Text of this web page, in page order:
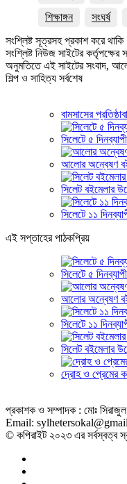
শিক্ষাঙ্গন
সংঘর্ষ
সংশ্লিষ্ট সূত্রসহ প্রকাশ করে
সংশ্লিষ্ট নিউজ সাইটের
অনুমতিতে এই সাইটের সংবাদ,
শিল্প ও সাহিত্য সর্বশেষ
বামসাসের
সিলেটে ৫
আলোর অন্বেষণ
সিলেট বইমেলার
সিলেটে ১১
এই সপ্তাহের পাঠকপ্রিয়
সিলেটে ৫
আলোর অন্বেষণ
সিলেটে ১১
সিলেট বইমেলার
দ্রোহ ও প্রেমের
প্রকাশক ও সম্পাদক : মোঃ
Email:
© কপিরাইট ২০২৩ এর সর্বস্বত্ব